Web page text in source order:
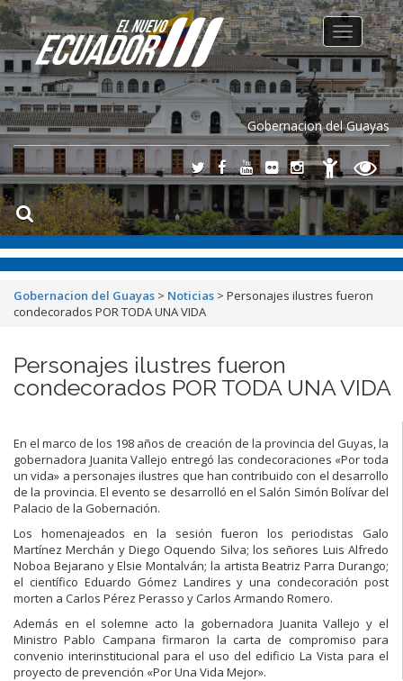
Gobernacion del Guayas
Toggle
navigation
Gobernacion del Guayas > Noticias > Personajes ilustres fueron
condecorados POR TODA UNA VIDA
Personajes ilustres fueron
condecorados POR TODA UNA VIDA
En el marco de los 198 años de creación de la provincia del Guyas, la
gobernadora Juanita Vallejo entregó las condecoraciones «Por toda
un vida» a personajes ilustres que han contribuido con el desarrollo
de la provincia. El evento se desarrolló en el Salón Simón Bolívar del
Palacio de la Gobernación.
Los homenajeados en la sesión fueron los periodistas Galo
Martínez Merchán y Diego Oquendo Silva; los señores Luis Alfredo
Noboa Bejarano y Elsie Montalván; la artista Beatriz Parra Durango;
el científico Eduardo Gómez Landires y una condecoración post
morten a Carlos Pérez Perasso y Carlos Armando Romero.
Además en el solemne acto la gobernadora Juanita Vallejo y el
Ministro Pablo Campana firmaron la carta de compromiso para
convenio interinstitucional para el uso del edificio La Vista para el
proyecto de prevención «Por Una Vida Mejor».